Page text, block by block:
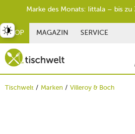
SHOP MAGAZIN SERVICE
Tischwelt Marken Villeroy & Boch
umschalten
Marke des Monats: Iittala – bis zu